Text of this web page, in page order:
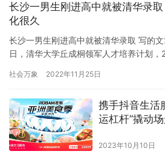
长沙一男生刚进高中就被清华录
化很久
长沙一男生刚进高中就被清华录取 写的
日，清华大学丘成桐领军人才培养计划
轮考核，成功入选丘成桐数学科学领军人
划，其中2名学生来自湖师大附中数学竞
高…
社会万象 2022年11月25日
携手抖音生活
运杠杆”撬动
2023年10月10日